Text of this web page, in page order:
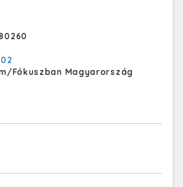
2020 március 15-én
Fókuszban Magyarország